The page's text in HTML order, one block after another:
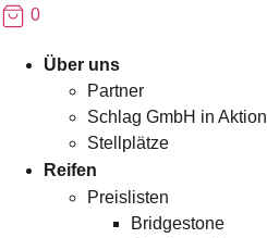
0
Menü Über uns
Partner
Schlag GmbH in Aktion
Stellplätze
Reifen
Preislisten
Bridgestone